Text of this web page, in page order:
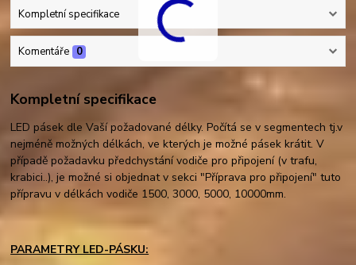
Kompletní specifikace
Komentáře 0
Kompletní specifikace
LED pásek dle Vaší požadované délky. Počítá se v segmentech tj.v
nejméně možných délkách, ve kterých je možné pásek krátit. V
případě požadavku předchystání vodiče pro připojení (v trafu,
krabici..), je možné si objednat v sekci "Příprava pro připojení" tuto
přípravu v délkách vodiče 1500, 3000, 5000, 10000mm.
PARAMETRY LED-PÁSKU: